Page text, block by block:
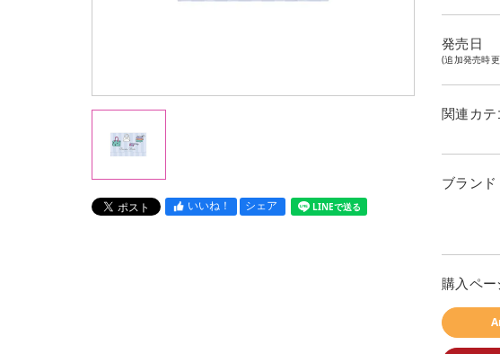
いいね！ シェア LINEで送る
発売日
(追加発売時
関連カテ
ブランド
購入ペー